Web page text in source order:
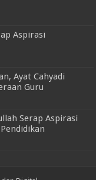
Aspirasi
Ayat Cahyadi
Guru
Serap Aspirasi